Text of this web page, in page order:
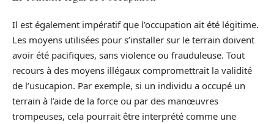
Il est également impératif que l’occupation ait été légitime.
Les moyens utilisées pour s’installer sur le terrain doivent
avoir été pacifiques, sans violence ou frauduleuse. Tout
recours à des moyens illégaux compromettrait la validité
de l’usucapion. Par exemple, si un individu a occupé un
terrain à l’aide de la force ou par des manœuvres
trompeuses, cela pourrait être interprété comme une